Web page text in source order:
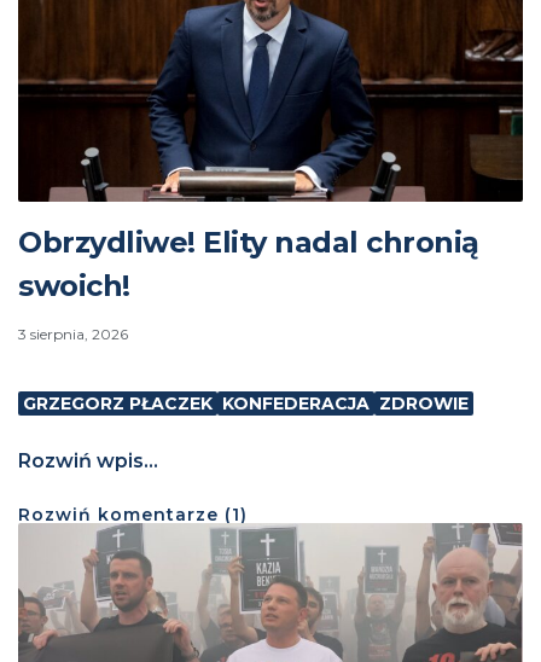
Obrzydliwe! Elity nadal chronią
swoich!
3 sierpnia, 2026
GRZEGORZ PŁACZEK KONFEDERACJA ZDROWIE
Rozwiń wpis...
Rozwiń komentarze (1)